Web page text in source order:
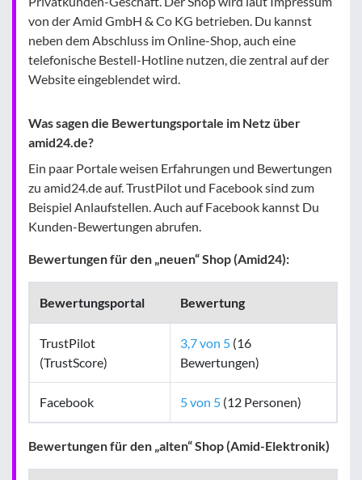
von der Amid GmbH & Co KG betrieben. Du kannst
neben dem Abschluss im Online-Shop, auch eine
telefonische Bestell-Hotline nutzen, die zentral auf der
Website eingeblendet wird.
Was sagen die Bewertungsportale im Netz über
amid24.de?
Ein paar Portale weisen Erfahrungen und Bewertungen
zu amid24.de auf. TrustPilot und Facebook sind zum
Beispiel Anlaufstellen. Auch auf Facebook kannst Du
Kunden-Bewertungen abrufen.
Bewertungen für den „neuen“ Shop (Amid24):
Bewertungsportal Bewertung
TrustPilot
(TrustScore)
3,7 von 5 (16
Bewertungen)
Facebook 5 von 5 (12 Personen)
Bewertungen für den „alten“ Shop (Amid-Elektronik)